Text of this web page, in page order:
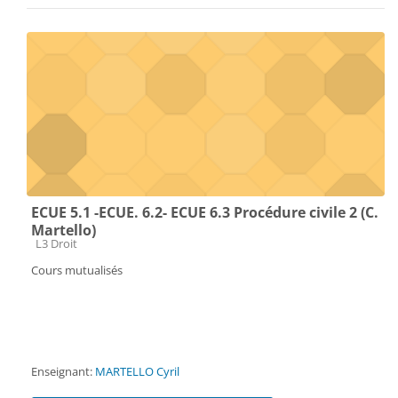
ECUE 5.1 -ECUE. 6.2- ECUE 6.3 Procédure civile 2 (C.
Martello)
Catégorie de cours
L3 Droit
Cours mutualisés
Enseignant: MARTELLO Cyril